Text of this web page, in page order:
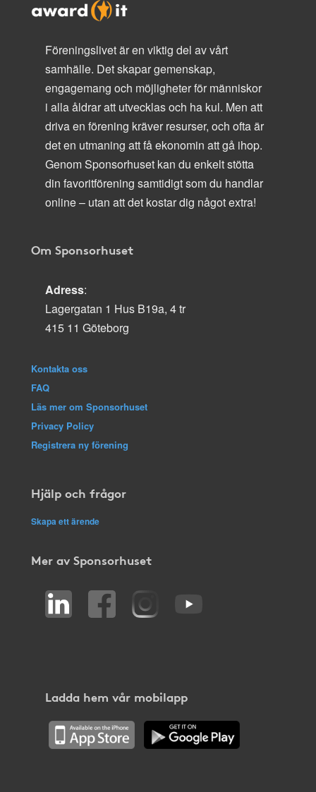
Föreningslivet är en viktig del av vårt
samhälle. Det skapar gemenskap,
engagemang och möjligheter för människor
i alla åldrar att utvecklas och ha kul. Men att
driva en förening kräver resurser, och ofta är
det en utmaning att få ekonomin att gå ihop.
Genom Sponsorhuset kan du enkelt stötta
din favoritförening samtidigt som du handlar
online – utan att det kostar dig något extra!
Om Sponsorhuset
Adress:
Lagergatan 1 Hus B19a, 4 tr
415 11 Göteborg
Kontakta oss
FAQ
Läs mer om Sponsorhuset
Privacy Policy
Registrera ny förening
Hjälp och frågor
Skapa ett ärende
Mer av Sponsorhuset
Ladda hem vår mobilapp